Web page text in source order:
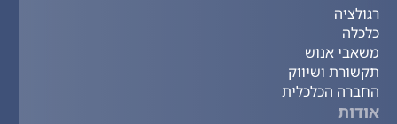
רגולציה
כלכלה
משאבי אנוש
תקשורת ושיווק
החברה הכלכלית
אודות